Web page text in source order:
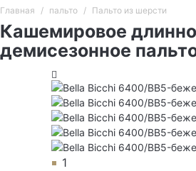
Главная пальто Пальто из шерсти
Кашемировое
демисезонное
1